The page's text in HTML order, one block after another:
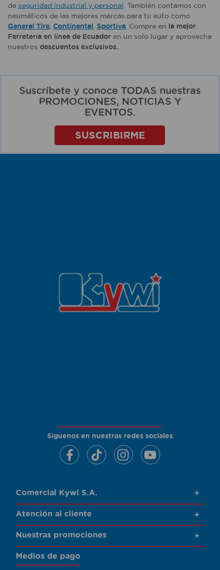
de seguridad industrial y personal . También contamos con
neumáticos de las mejores marcas para tu auto como
General Tire, Continental, Sportiva . Compra en la mejor
Ferretería en línea de Ecuador en un solo lugar y aprovecha
nuestros descuentos exclusivos.
Suscríbete y conoce TODAS nuestras
PROMOCIONES, NOTICIAS Y
EVENTOS.
SUSCRIBIRME
Siguenos en nuestras redes sociales
Comercial Kywi S.A. +
Atención al cliente +
Nuestras promociones +
Medios de pago